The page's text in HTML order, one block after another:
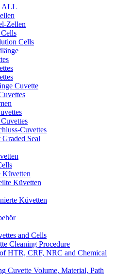
ALL
Zellen
Cells
Cuvette
Cuvettes
Seal
Küvetten
Küvetten
Küvetten
and Cells
Cleaning Procedure
HTR, CRF, NRC and Chemical
Cuvette Volume, Material, Path